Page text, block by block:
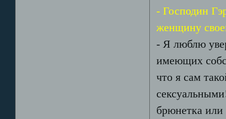
- Господин
женщину
- Я люблю
имеющих
что я сам
брюнетка